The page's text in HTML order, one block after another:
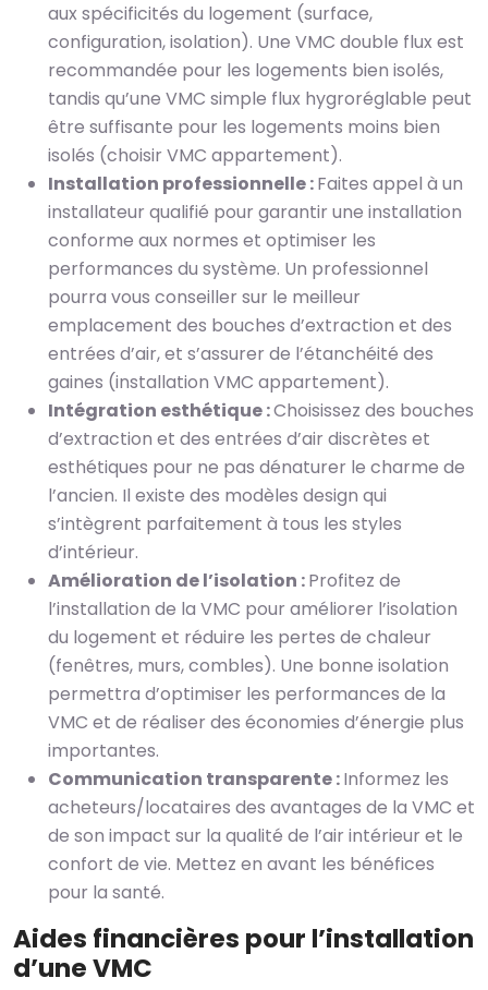
aux spécificités du logement (surface,
configuration, isolation). Une VMC double flux est
recommandée pour les logements bien isolés,
tandis qu’une VMC simple flux hygroréglable peut
être suffisante pour les logements moins bien
isolés (choisir VMC appartement).
Installation professionnelle :Faites appel à un
installateur qualifié pour garantir une installation
conforme aux normes et optimiser les
performances du système. Un professionnel
pourra vous conseiller sur le meilleur
emplacement des bouches d’extraction et des
entrées d’air, et s’assurer de l’étanchéité des
gaines (installation VMC appartement).
Intégration esthétique :Choisissez des bouches
d’extraction et des entrées d’air discrètes et
esthétiques pour ne pas dénaturer le charme de
l’ancien. Il existe des modèles design qui
s’intègrent parfaitement à tous les styles
d’intérieur.
Amélioration de l’isolation :Profitez de
l’installation de la VMC pour améliorer l’isolation
du logement et réduire les pertes de chaleur
(fenêtres, murs, combles). Une bonne isolation
permettra d’optimiser les performances de la
VMC et de réaliser des économies d’énergie plus
importantes.
Communication transparente :Informez les
acheteurs/locataires des avantages de la VMC et
de son impact sur la qualité de l’air intérieur et le
confort de vie. Mettez en avant les bénéfices
pour la santé.
Aides financières pour l’installation
d’une VMC